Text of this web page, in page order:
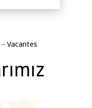
– Vacantes